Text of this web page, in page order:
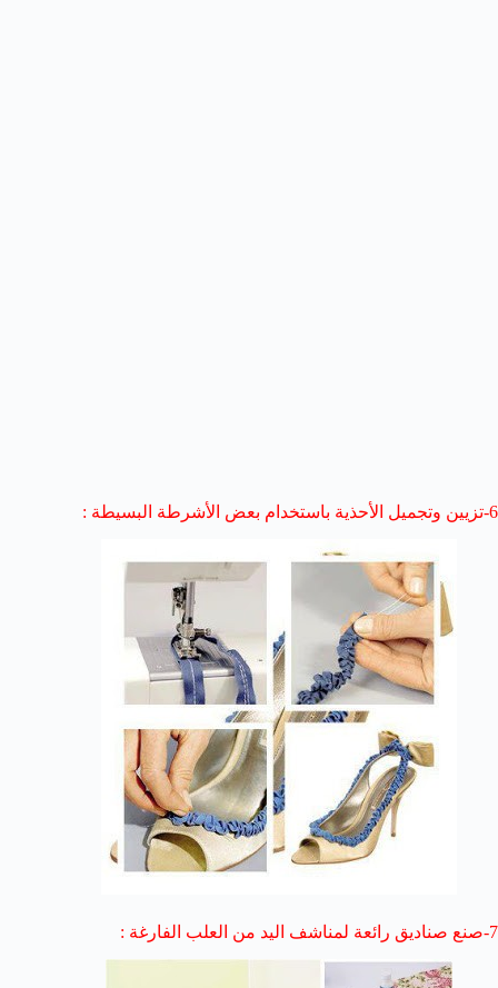
6-تزيين وتجميل الأحذية باستخدام بعض الأشرطة البسيطة :
7-صنع صناديق رائعة لمناشف اليد من العلب الفارغة :